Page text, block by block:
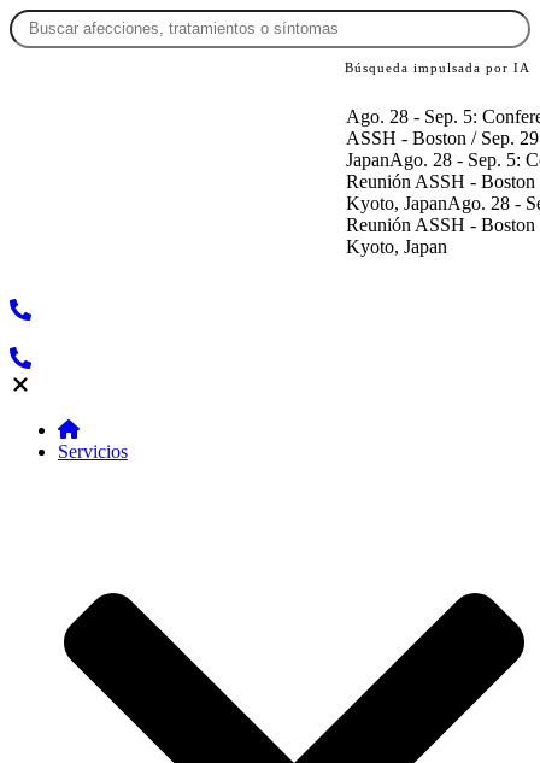
Búsqueda impulsada por IA
Ago. 28 - Sep. 5: Conferencia en
ASSH - Boston / Sep. 29 - Oct. 1:
Ago. 28 - Sep. 5: Conferencia
Reunión ASSH - Boston / Sep. 29
Kyoto, JapanAgo. 28 - Sep. 5:
Reunión ASSH - Boston / Sep. 29
Kyoto, Japan
Servicios